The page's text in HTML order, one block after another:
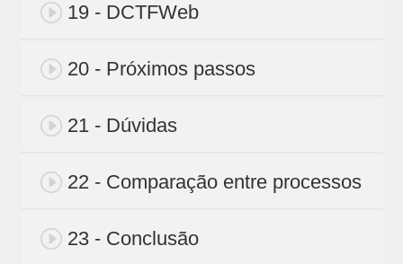
19 - DCTFWeb
20 - Próximos passos
21 - Dúvidas
22 - Comparação entre processos
23 - Conclusão